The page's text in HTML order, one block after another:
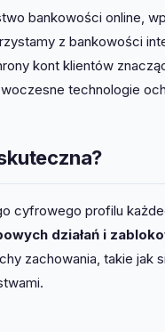
bankowości online,
z bankowości
kont klientów
technologie
cyfrowego profilu
działań i
zachowania, takie jak